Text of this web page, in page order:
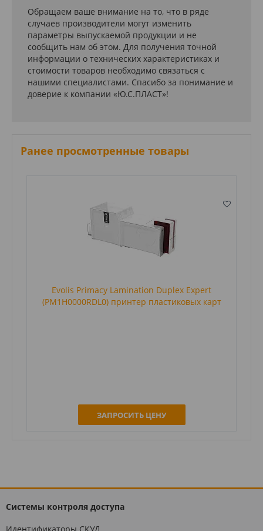
Обращаем ваше внимание на то, что в ряде
случаев производители могут изменить
параметры выпускаемой продукции и не
сообщить нам об этом. Для получения точной
информации о технических характеристиках и
стоимости товаров необходимо связаться с
нашими специалистами. Спасибо за понимание и
доверие к компании «Ю.С.ПЛАСТ»!
Ранее просмотренные товары
Evolis Primacy Lamination Duplex Expert
(PM1H0000RDL0) принтер пластиковых карт
ЗАПРОСИТЬ ЦЕНУ
Системы контроля доступа